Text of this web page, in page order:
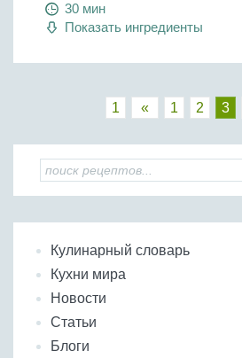
30 мин
Показать ингредиенты
1 « 1 2 3
Кулинарный словарь
Кухни мира
Новости
Статьи
Блоги